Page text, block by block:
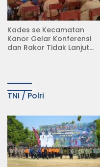
Kades se Kecamatan
Kanor Gelar Konferensi
dan Rakor Tidak Lanjut
TNI / Polri